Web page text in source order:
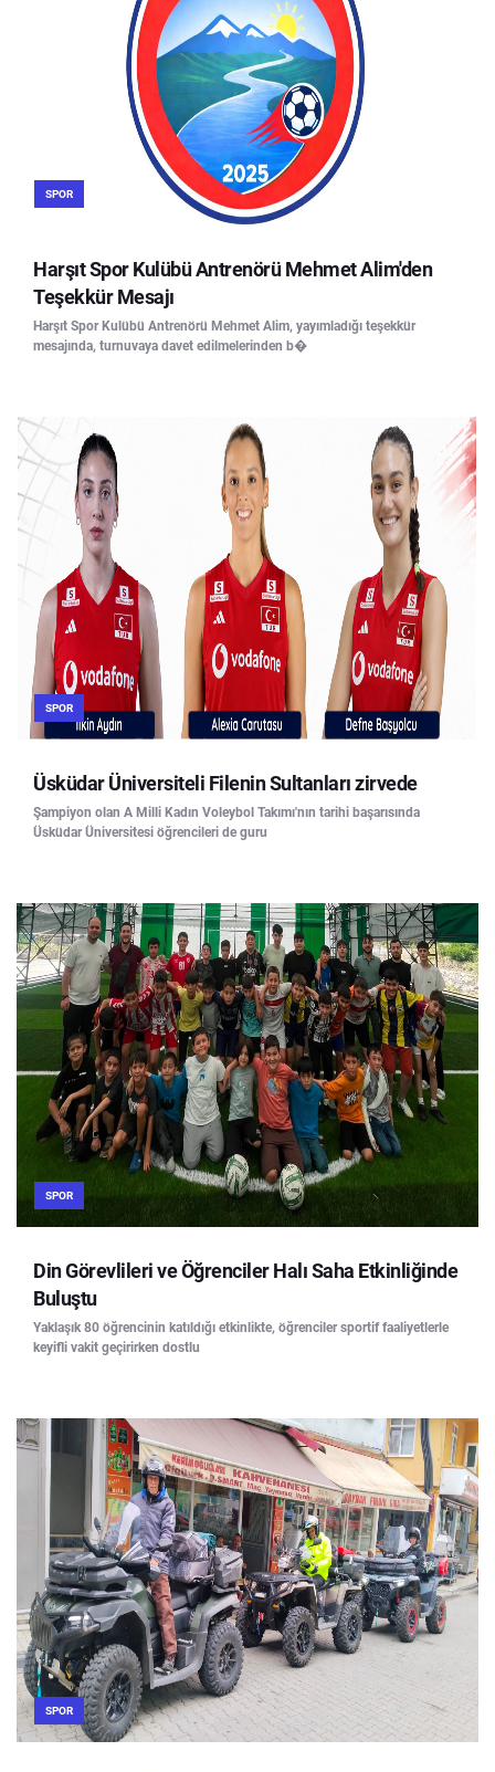
SPOR
Harşıt Spor Kulübü Antrenörü Mehmet Alim'den
Teşekkür Mesajı
Harşıt Spor Kulübü Antrenörü Mehmet Alim, yayımladığı teşekkür
mesajında, turnuvaya davet edilmelerinden b�
SPOR
Üsküdar Üniversiteli Filenin Sultanları zirvede
Şampiyon olan A Milli Kadın Voleybol Takımı'nın tarihi başarısında
Üsküdar Üniversitesi öğrencileri de guru
SPOR
Din Görevlileri ve Öğrenciler Halı Saha Etkinliğinde
Buluştu
Yaklaşık 80 öğrencinin katıldığı etkinlikte, öğrenciler sportif faaliyetlerle
keyifli vakit geçirirken dostlu
SPOR